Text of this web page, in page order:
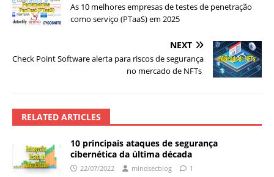
As 10 melhores empresas de testes de penetração
como serviço (PTaaS) em 2025
NEXT
Check Point Software alerta para riscos de segurança
no mercado de NFTs
RELATED ARTICLES
10 principais ataques de segurança
cibernética da última década
22/07/2022 mindsecblog 1